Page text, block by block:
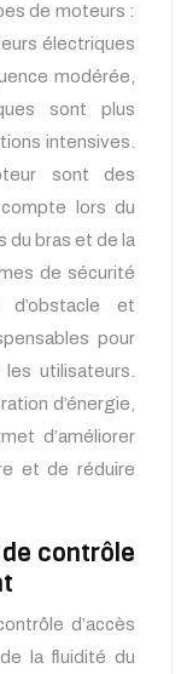
de moteurs :
électriques
modérée,
sont plus
intensives.
sont des
lors du
du bras et de la
de sécurité
et
pour
utilisateurs.
d’énergie,
d’améliorer
et de réduire
contrôle
d’accès
la fluidité du